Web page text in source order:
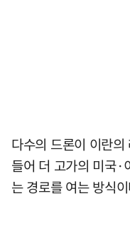
다수의 드론이 이란
들어 더 고가의 미국·
는 경로를 여는 방식